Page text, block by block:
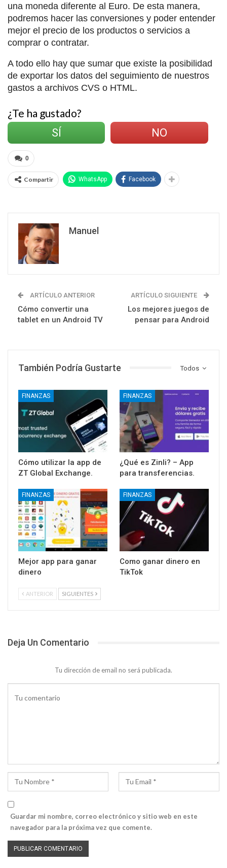
una moneda diferente al Euro. De esta manera,
podremos hacer las conversiones y poder entender
mejor el precio de los productos o servicios a
comprar o contratar.
A todo ello hay que sumar que existe la posibilidad
de exportar los datos del seguimiento de nuestros
gastos a archivos CVS o HTML.
¿Te ha gustado?
SÍ
NO
0
Compartir WhatsApp Facebook
Manuel
ARTÍCULO ANTERIOR
Cómo convertir una
tablet en un Android TV
ARTÍCULO SIGUIENTE
Los mejores juegos de
pensar para Android
Todos
También Podría Gustarte
FINANZAS
Cómo utilizar la app de
ZT Global Exchange.
FINANZAS
¿Qué es Zinli? – App
para transferencias.
FINANZAS
Mejor app para ganar
dinero
FINANZAS
Como ganar dinero en
TikTok
ANTERIOR SIGUIENTES
Deja Un Comentario
Tu dirección de email no será publicada.
Guardar mi nombre, correo electrónico y sitio web en este
navegador para la próxima vez que comente.